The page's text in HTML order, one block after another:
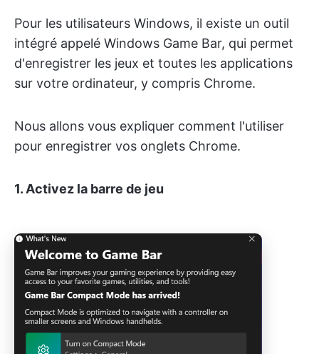
Pour les utilisateurs Windows, il existe un outil
intégré appelé Windows Game Bar, qui permet
d'enregistrer les jeux et toutes les applications
sur votre ordinateur, y compris Chrome.
Nous allons vous expliquer comment l'utiliser
pour enregistrer vos onglets Chrome.
1. Activez la barre de jeu